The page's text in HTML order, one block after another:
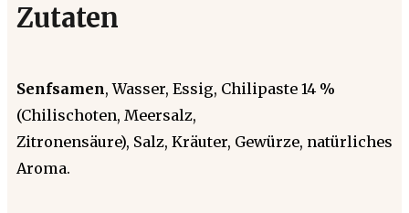
Zutaten
Senfsamen, Wasser, Essig, Chilipaste 14 %
(Chilischoten, Meersalz,
Zitronensäure), Salz, Kräuter, Gewürze, natürliches
Aroma.